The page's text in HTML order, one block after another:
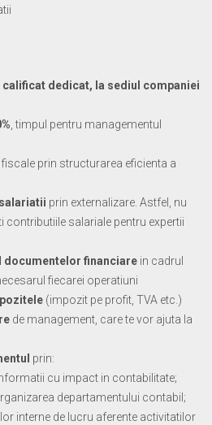
dedicat, la sediul companiei
, timpul pentru managementul
prin structurarea eficienta a
prin externalizare. Astfel, nu
contributiile salariale pentru expertii
documentelor financiare in cadrul
fiecarei operatiuni
(impozit pe profit, TVA etc.)
de management, care te vor ajuta la
prin:
cu impact in contabilitate;
departamentului contabil;
interne de lucru aferente activitatilor